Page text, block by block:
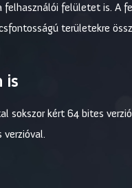
felületet is. A
területekre
is
sokszor kért 64 bites